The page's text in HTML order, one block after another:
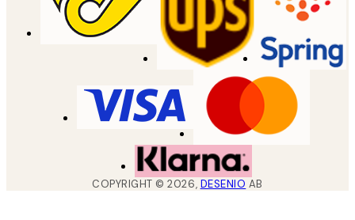
COPYRIGHT ©2026, DESENIO AB